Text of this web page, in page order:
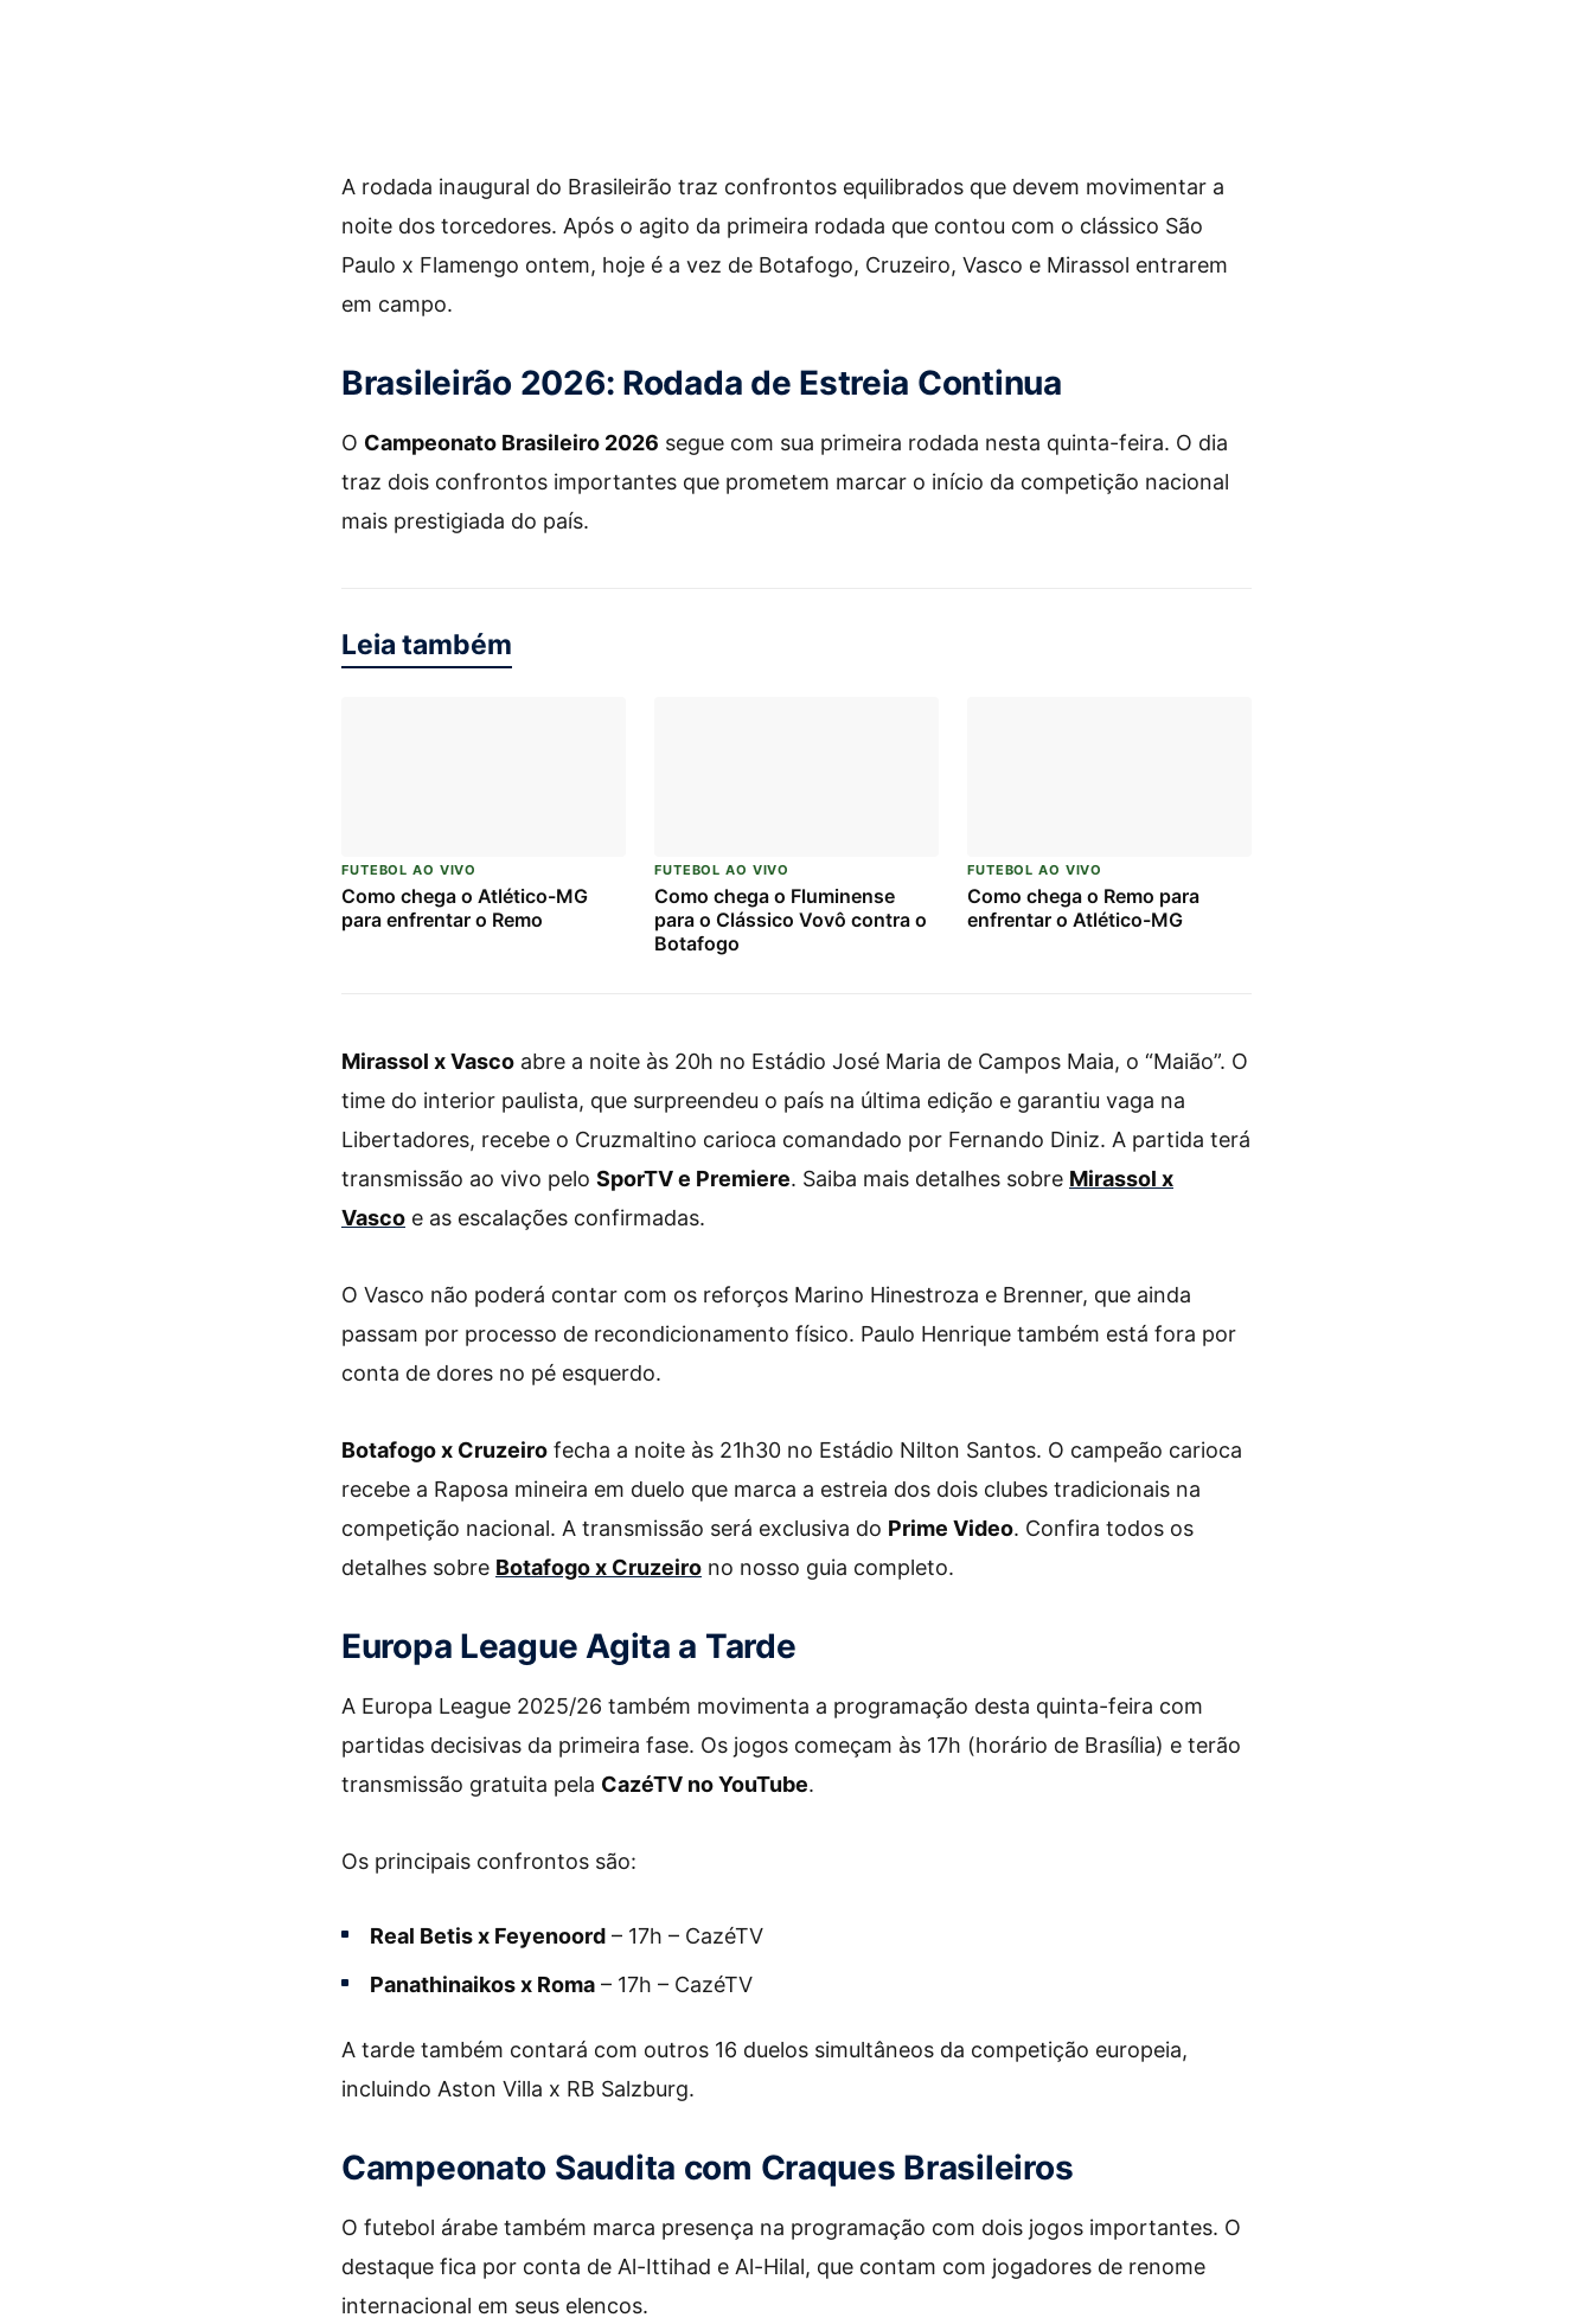
A rodada inaugural do Brasileirão traz confrontos equilibrados que devem movimentar a
noite dos torcedores. Após o agito da primeira rodada que contou com o clássico São
Paulo x Flamengo ontem, hoje é a vez de Botafogo, Cruzeiro, Vasco e Mirassol entrarem
em campo.
Brasileirão 2026: Rodada de Estreia Continua
O Campeonato Brasileiro 2026 segue com sua primeira rodada nesta quinta-feira. O dia
traz dois confrontos importantes que prometem marcar o início da competição nacional
mais prestigiada do país.
Leia também
FUTEBOL AO VIVO
Como chega o Atlético-MG
para enfrentar o Remo
FUTEBOL AO VIVO
Como chega o Fluminense
para o Clássico Vovô contra o
Botafogo
FUTEBOL AO VIVO
Como chega o Remo para
enfrentar o Atlético-MG
Mirassol x Vasco abre a noite às 20h no Estádio José Maria de Campos Maia, o “Maião”. O
time do interior paulista, que surpreendeu o país na última edição e garantiu vaga na
Libertadores, recebe o Cruzmaltino carioca comandado por Fernando Diniz. A partida terá
transmissão ao vivo pelo SporTV e Premiere. Saiba mais detalhes sobre Mirassol x
Vasco e as escalações confirmadas.
O Vasco não poderá contar com os reforços Marino Hinestroza e Brenner, que ainda
passam por processo de recondicionamento físico. Paulo Henrique também está fora por
conta de dores no pé esquerdo.
Botafogo x Cruzeiro fecha a noite às 21h30 no Estádio Nilton Santos. O campeão carioca
recebe a Raposa mineira em duelo que marca a estreia dos dois clubes tradicionais na
competição nacional. A transmissão será exclusiva do Prime Video. Confira todos os
detalhes sobre Botafogo x Cruzeiro no nosso guia completo.
Europa League Agita a Tarde
A Europa League 2025/26 também movimenta a programação desta quinta-feira com
partidas decisivas da primeira fase. Os jogos começam às 17h (horário de Brasília) e terão
transmissão gratuita pela CazéTV no YouTube.
Os principais confrontos são:
Real Betis x Feyenoord – 17h – CazéTV
Panathinaikos x Roma – 17h – CazéTV
A tarde também contará com outros 16 duelos simultâneos da competição europeia,
incluindo Aston Villa x RB Salzburg.
Campeonato Saudita com Craques Brasileiros
O futebol árabe também marca presença na programação com dois jogos importantes. O
destaque fica por conta de Al-Ittihad e Al-Hilal, que contam com jogadores de renome
internacional em seus elencos.